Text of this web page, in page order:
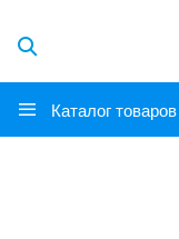
Каталог товаров